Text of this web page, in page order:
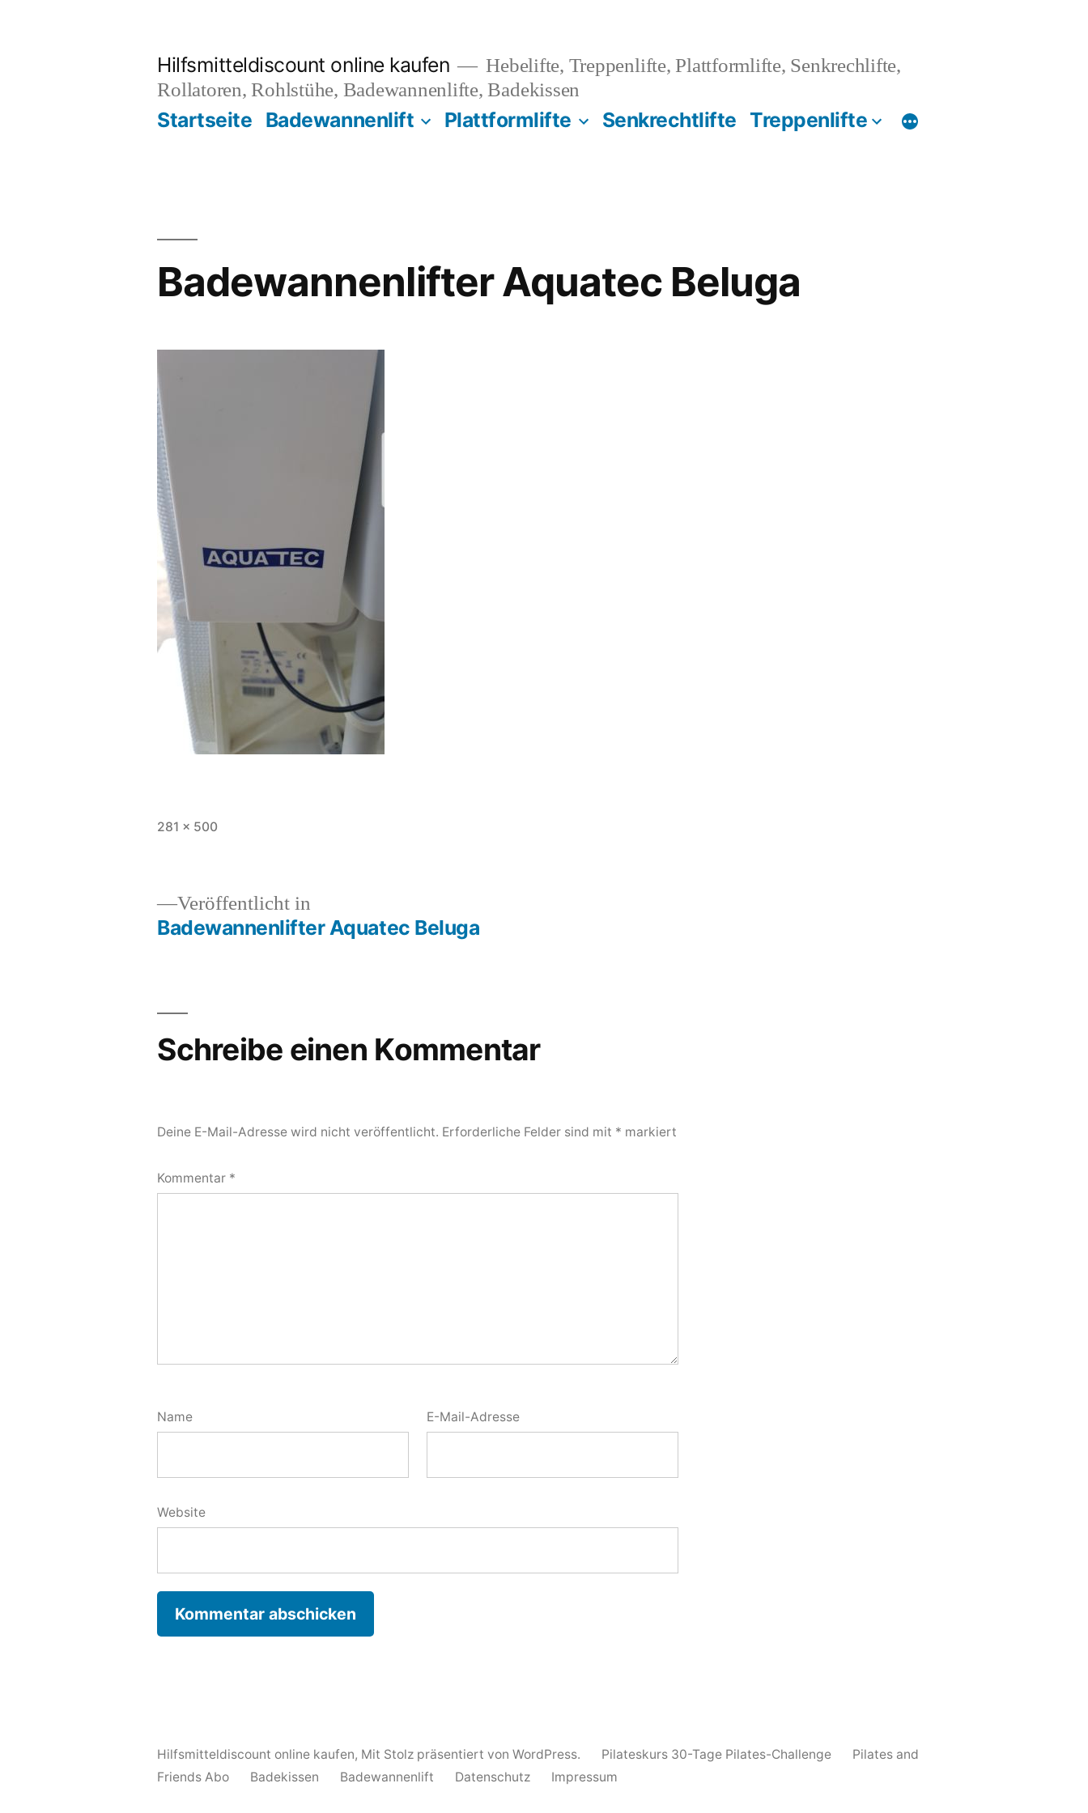
Hilfsmitteldiscount online kaufen
Hebelifte, Treppenlifte, Plattformlifte, Senkrechlifte,
Rollatoren, Rohlstühe, Badewannenlifte, Badekissen
Startseite Badewannenlift Plattformlifte Senkrechtlifte Treppenlifte
Badewannenlifter Aquatec Beluga
Vollständige
281 × 500
Beitragsnavigation
Veröffentlicht in
Badewannenlifter Aquatec Beluga
Schreibe einen Kommentar
Deine E-Mail-Adresse wird nicht veröffentlicht. Erforderliche Felder sind mit * markiert
Kommentar *
Name E-Mail-Adresse
Website
Hilfsmitteldiscount online kaufen, Mit Stolz präsentiert von WordPress. Pilateskurs 30-Tage Pilates-Challenge
Pilates and
Friends Abo
Badekissen Badewannenlift Datenschutz Impressum